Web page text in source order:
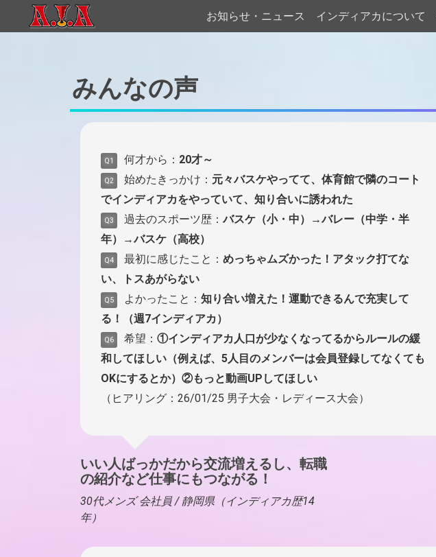
お知らせ・ニュース インディアカについて
みんなの声
Q1 何才から： 20才～
Q2 始めたきっかけ： 元々バスケやってて、体育館で隣のコート
でインディアカをやっていて、知り合いに誘われた
Q3 過去のスポーツ歴：バスケ（小・中）→バレー（中学・半
年）→バスケ（高校）
Q4 最初に感じたこと： めっちゃムズかった！アタック打てな
い、トスあがらない
Q5 よかったこと： 知り合い増えた！運動できるんで充実して
る！（週7インディアカ）
Q6 希望： ①インディアカ人口が少なくなってるからルールの緩
和してほしい（例えば、5人目のメンバーは会員登録してなくても
OKにするとか）②もっと動画UPしてほしい
（ヒアリング：26/01/25 男子大会・レディース大会）
いい人ばっかだから交流増えるし、転職
の紹介など仕事にもつながる！
30代メンズ 会社員 / 静岡県（インディアカ歴14
年）